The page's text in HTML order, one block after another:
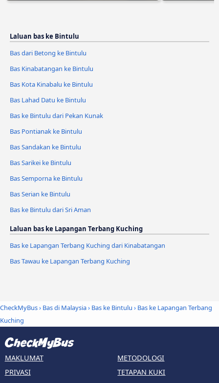
Laluan bas ke Bintulu
Bas dari Betong ke Bintulu
Bas Kinabatangan ke Bintulu
Bas Kota Kinabalu ke Bintulu
Bas Lahad Datu ke Bintulu
Bas ke Bintulu dari Pekan Kunak
Bas Pontianak ke Bintulu
Bas Sandakan ke Bintulu
Bas Sarikei ke Bintulu
Bas Semporna ke Bintulu
Bas Serian ke Bintulu
Bas ke Bintulu dari Sri Aman
Laluan bas ke Lapangan Terbang Kuching
Bas ke Lapangan Terbang Kuching dari Kinabatangan
Bas Tawau ke Lapangan Terbang Kuching
CheckMyBus› Bas di Malaysia› Bas ke Bintulu › Bas ke Lapangan Terbang
Kuching
MAKLUMAT
PRIVASI
METODOLOGI
TETAPAN KUKI